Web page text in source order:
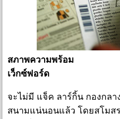
สภาพความพร้อม
เว็กซ์ฟอร์ด
จะไม่มี แจ็ค ลาร์กิ้น กองกล
สนามแน่นอนแล้ว โดยสโมส